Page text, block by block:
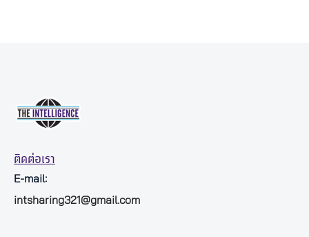
ติดต่อเรา
E-mail:
intsharing321@gmail.com